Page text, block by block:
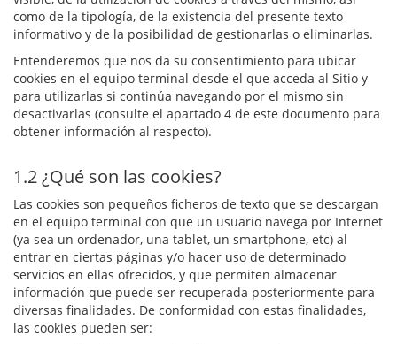
como de la tipología, de la existencia del presente texto
informativo y de la posibilidad de gestionarlas o eliminarlas.
Entenderemos que nos da su consentimiento para ubicar
cookies en el equipo terminal desde el que acceda al Sitio y
para utilizarlas si continúa navegando por el mismo sin
desactivarlas (consulte el apartado 4 de este documento para
obtener información al respecto).
1.2 ¿Qué son las cookies?
Las cookies son pequeños ficheros de texto que se descargan
en el equipo terminal con que un usuario navega por Internet
(ya sea un ordenador, una tablet, un smartphone, etc) al
entrar en ciertas páginas y/o hacer uso de determinado
servicios en ellas ofrecidos, y que permiten almacenar
información que puede ser recuperada posteriormente para
diversas finalidades. De conformidad con estas finalidades,
las cookies pueden ser: